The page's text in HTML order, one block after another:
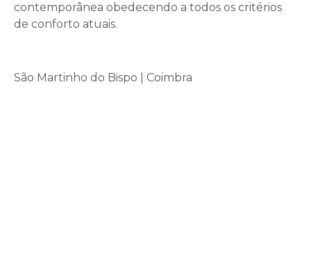
contemporânea obedecendo a todos os critérios
de conforto atuais.
São Martinho do Bispo | Coimbra